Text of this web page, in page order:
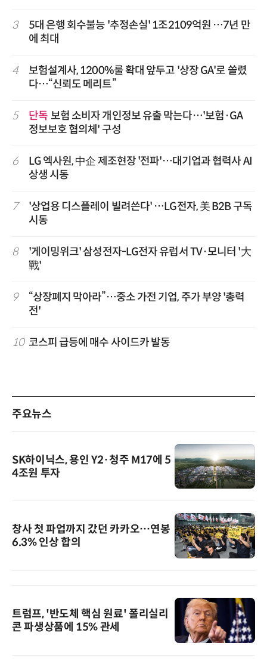
3
5대 은행 회수불능 '추정손실' 1조2109억원 …7년 만
에 최대
4
보험설계사, 1200%룰 확대 앞두고 '상장 GA'로 쏠렸
다…“신뢰도 메리트”
5 단독 보험 소비자 개인정보 유출 막는다…'보험·GA
정보보호 협의체' 구성
6
LG 엑사원, 中企 제조현장 '전파'…대기업과 협력사 AI
상생 시동
7
'상업용 디스플레이 빌려쓴다' …LG전자, 美 B2B 구독
시동
8
'게이밍위크' 삼성전자-LG전자 유럽서 TV·모니터 '大
戰'
9
“상장폐지 막아라”…중소 가전 기업, 주가 부양 '총력
전'
10 코스피 급등에 매수 사이드카 발동
주요뉴스
SK하이닉스, 용인 Y2·청주 M17에 5
4조원 투자
창사 첫 파업까지 갔던 카카오…연봉
6.3% 인상 합의
트럼프, '반도체 핵심 원료' 폴리실리
콘 파생상품에 15% 관세